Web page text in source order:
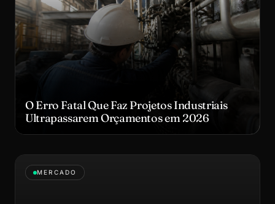
O Erro Fatal Que Faz Projetos Industriais
Ultrapassarem Orçamentos em 2026
MERCADO